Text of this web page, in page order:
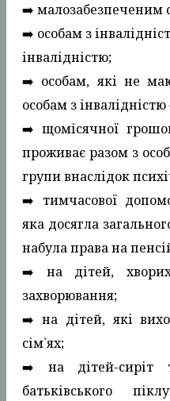
➡️ малозабезпеченим
➡️ особам з
інвалідністю;
➡️ особам, які не
особам з
➡️ щомісячної
проживає разом з
групи внаслідок
➡️ тимчасової
яка досягла
набула права на
➡️ на дітей,
захворювання;
➡️ на дітей, які
сім`ях;
➡️ на дітей-сиріт
батьківського